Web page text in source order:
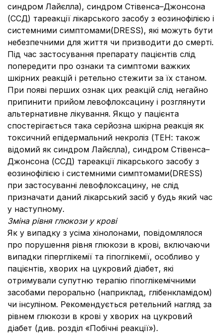
синдром Лайєлла), синдром Стівенса–Джонсона
(ССД) тареакції лікарського засобу з еозинофілією і
системними симптомами(DRESS), які можуть бути
небезпечними для життя чи призводити до смерті.
Під час застосування препарату пацієнтів слід
попередити про ознаки та симптоми важких
шкірних реакцій і ретельно стежити за їх станом.
При появі перших ознак цих реакцій слід негайно
припинити прийом левофлоксацину і розглянути
альтернативне лікування. Якщо у пацієнта
спостерігається така серйозна шкірна реакція як
токсичний епідермальний некроліз (ТЕН: також
відомий як синдром Лайєлла), синдром Стівенса–
Джонсона (ССД) тареакції лікарського засобу з
еозинофілією і системними симптомами(DRESS)
при застосуванні левофлоксацину, не слід
призначати даний лікарський засіб у будь який час
у наступному.
Зміна рівня глюкози у крові
Як у випадку з усіма хінолонами, повідомлялося
про порушення рівня глюкози в крові, включаючи
випадки гіперглікемії та гіпоглікемії, особливо у
пацієнтів, хворих на цукровий діабет, які
отримували супутню терапію гіпоглікемічними
засобами перорально (наприклад, глібенкламідом)
чи інсуліном. Рекомендується ретельний нагляд за
рівнем глюкози в крові у хворих на цукровий
діабет (див. розділ «Побічні реакції»).